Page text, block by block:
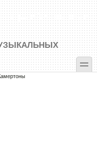
+7 (495) 500-88-35
toggle